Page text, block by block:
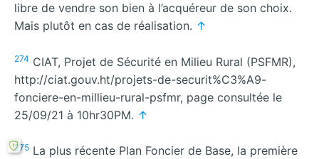
libre de vendre son bien à l’acquéreur de son choix.
Mais plutôt en cas de réalisation. ↑
274 CIAT, Projet de Sécurité en Milieu Rural (PSFMR),
http://ciat.gouv.ht/projets-de-securit%C3%A9-
fonciere-en-millieu-rural-psfmr, page consultée le
25/09/21 à 10hr30PM. ↑
275 La plus récente Plan Foncier de Base, la première